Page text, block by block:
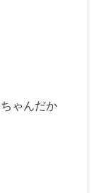
ゃんだか